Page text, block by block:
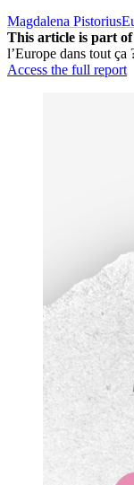
Magdalena Pistorius
This article is part
l’Europe dans tout ça
Access the full report